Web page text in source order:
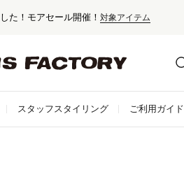
象外アイテムは10%ポイント還元！
！
。さらに詳しく
スタッフスタイリング ご利用ガイド